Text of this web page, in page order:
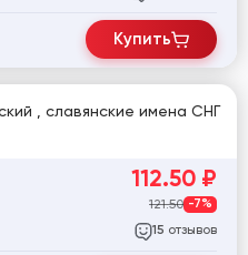
Купить
, славянские имена СНГ
112.50 ₽
121.50 -7%
15 отзывов